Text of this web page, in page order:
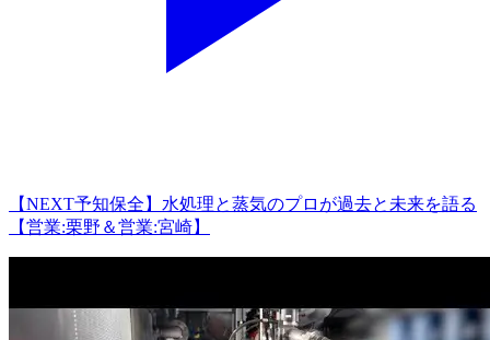
【NEXT予知保全】水処理と蒸気のプロが過去と未来を語る
【営業:栗野＆営業:宮崎】